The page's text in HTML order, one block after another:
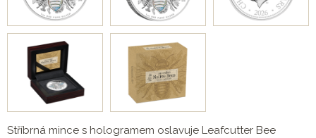
Stříbrná mince s hologramem oslavuje Leafcutter Bee